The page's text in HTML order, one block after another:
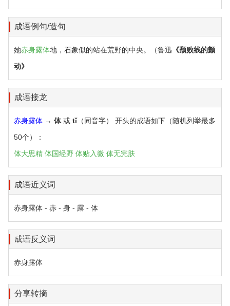
成语例句/造句
她赤身露体地，石象似的站在荒野的中央。（鲁迅 《颓败线的颤
动》
成语接龙
赤身露体 → 体或 tǐ（同音字） 开头的成语如下（随机列举最多
50个）：
体大思精 体国经野 体贴入微 体无完肤
成语近义词
赤身露体 - 赤 - 身 - 露 - 体
成语反义词
赤身露体
分享转摘